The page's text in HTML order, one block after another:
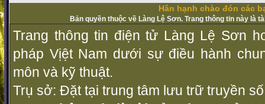
Hân hạnh chào đón các
Bản quyền thuộc về Làng Lệ Sơn. Trang thông tin này là
Trang thông tin điện tử Làng Lệ Sơn
pháp Vịệt Nam dưới sự điều hành
môn và kỹ thuật.
Trụ sở: Đặt tại trung tâm lưu trữ truyền